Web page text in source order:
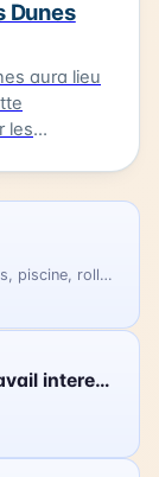
Dunes
aura lieu
les
Anglais.
sortie
mer.
Parc de loisirs, cinéma, bowling, sports, piscine, rollers
Astil 62 - association santé travail interentreprise littoral